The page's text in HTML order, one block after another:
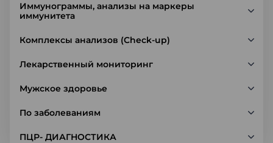
Иммунограммы, анализы на маркеры
иммунитета
Комплексы анализов (Check-up)
Лекарственный мониторинг
Мужское здоровье
По заболеваниям
ПЦР- ДИАГНОСТИКА